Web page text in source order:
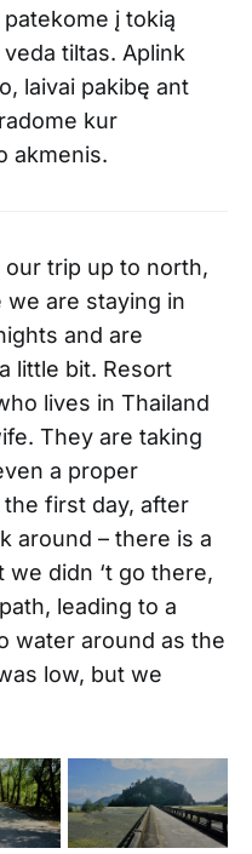
į tokią
tiltas. Aplink
laivai pakibę ant
kur
akmenis.
trip up to north,
are staying in
and are
little bit. Resort
lives in Thailand
They are taking
a proper
first day, after
around – there is a
we didn ‘t go there,
leading to a
water around as the
low, but we